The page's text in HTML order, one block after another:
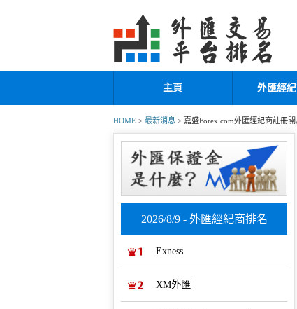
主頁 外匯經
HOME > 最新消息 > 嘉盛Forex.com外匯經紀商註冊
2026/8/9 - 外匯經紀商排名
Exness
XM外匯